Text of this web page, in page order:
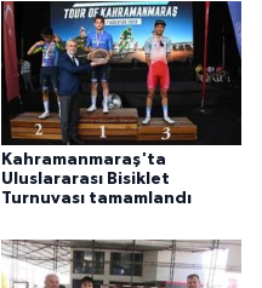
Kahramanmaraş'ta
Uluslararası Bisiklet
Turnuvası tamamlandı